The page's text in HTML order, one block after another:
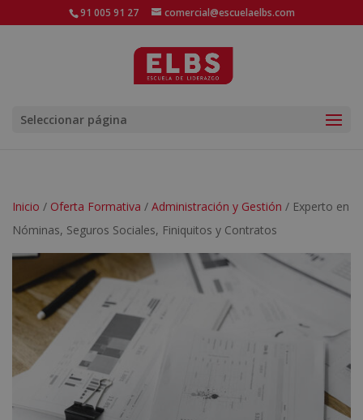
91 005 91 27 comercial@escuelaelbs.com
Seleccionar página
Inicio / Oferta Formativa / Administración y Gestión / Experto en
Nóminas, Seguros Sociales, Finiquitos y Contratos